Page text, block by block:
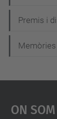
Premis i
On Som